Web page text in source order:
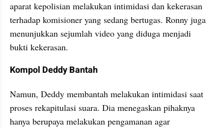
aparat kepolisian melakukan intimidasi dan kekerasan
terhadap komisioner yang sedang bertugas. Ronny juga
menunjukkan sejumlah video yang diduga menjadi
bukti kekerasan.
Kompol Deddy Bantah
Namun, Deddy membantah melakukan intimidasi saat
proses rekapitulasi suara. Dia menegaskan pihaknya
hanya berupaya melakukan pengamanan agar